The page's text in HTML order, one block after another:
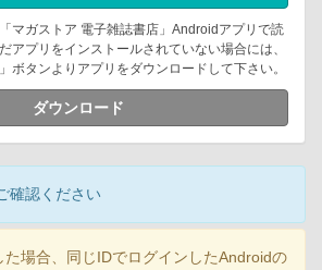
マガストア 電子雑誌書店」Androidアプリで読
アプリをインストールされていない場合には、
ボタンよりアプリをダウンロードして下さい。
ダウンロード
確認ください
場合、同じIDでログインしたAndroidの